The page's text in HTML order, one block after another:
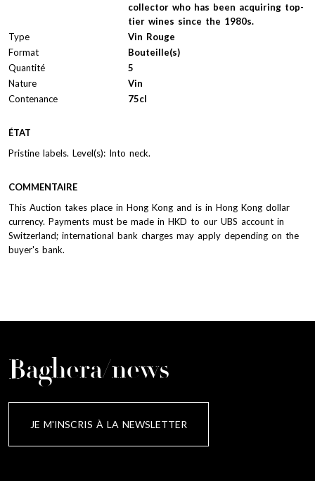
collector who has been acquiring top-
tier wines since the 1980s.
Type
Vin Rouge
Format
Bouteille(s)
Quantité
5
Nature
Vin
Contenance
75cl
ÉTAT
Pristine labels. Level(s): Into neck.
COMMENTAIRE
This Auction takes place in Hong Kong and is in Hong Kong dollar
currency. Payments must be made in HKD to our UBS account in
Switzerland; international bank charges may apply depending on the
buyer's bank.
Baghera/news
JE M'INSCRIS À LA NEWSLETTER